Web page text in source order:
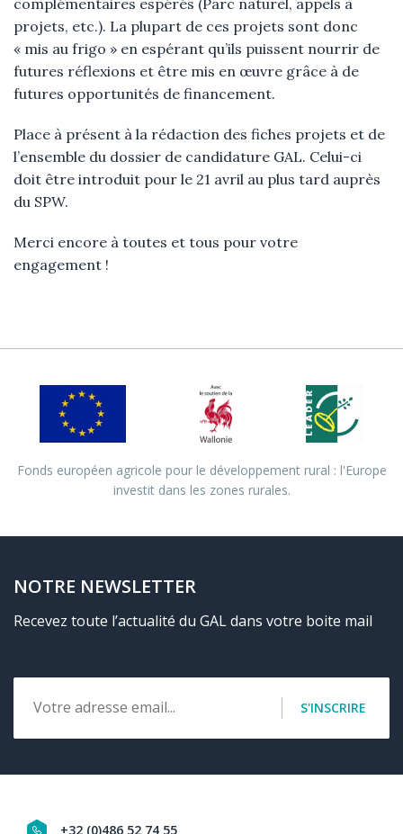
complémentaires espérés (Parc naturel, appels à
projets, etc.). La plupart de ces projets sont donc
« mis au frigo » en espérant qu’ils puissent nourrir de
futures réflexions et être mis en œuvre grâce à de
futures opportunités de financement.
Place à présent à la rédaction des fiches projets et de
l’ensemble du dossier de candidature GAL. Celui-ci
doit être introduit pour le 21 avril au plus tard auprès
du SPW.
Merci encore à toutes et tous pour votre
engagement !
Fonds européen agricole pour le développement rural : l'Europe
investit dans les zones rurales.
NOTRE NEWSLETTER
Recevez toute l’actualité du GAL dans votre boite mail
Email S'INSCRIRE
+32 (0)486 52 74 55